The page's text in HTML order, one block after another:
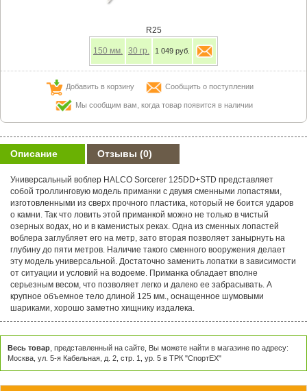
R25
150 мм. 30 гр. 1 049 руб.
Добавить в корзину Сообщить о поступлении
Мы сообщим вам, когда товар появится в наличии
Описание Отзывы (0)
Универсальный воблер HALCO Sorcerer 125DD+STD представляет
собой троллинговую модель приманки с двумя сменными лопастями,
изготовленными из сверх прочного пластика, который не боится ударов
о камни. Так что ловить этой приманкой можно не только в чистый
озерных водах, но и в каменистых реках. Одна из сменных лопастей
воблера заглубляет его на метр, зато вторая позволяет занырнуть на
глубину до пяти метров. Наличие такого сменного вооружения делает
эту модель универсальной. Достаточно заменить лопатки в зависимости
от ситуации и условий на водоеме. Приманка обладает вполне
серьезным весом, что позволяет легко и далеко ее забрасывать. А
крупное объемное тело длиной 125 мм., оснащенное шумовыми
шариками, хорошо заметно хищнику издалека.
Весь товар , представленный на сайте, Вы можете найти в магазине по адресу:
Москва, ул. 5-я Кабельная, д. 2, стр. 1, ур. 5 в ТРК "СпортЕХ"